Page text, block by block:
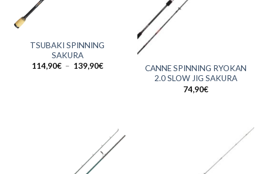
TSUBAKI SPINNING
SAKURA
114,90€ – 139,90€Plage
CANNE SPINNING RYOKAN
2.0 SLOW JIG SAKURA
74,90€